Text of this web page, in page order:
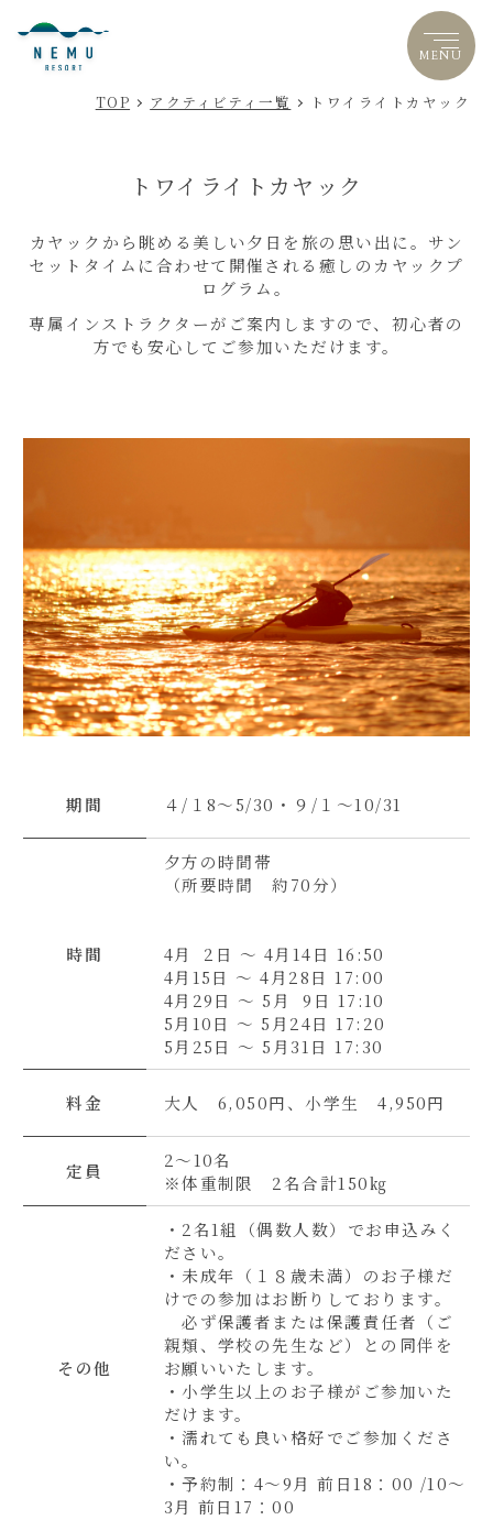
MENU
TOP アクティビティ一覧 トワイライトカヤック
トワイライトカヤック
カヤックから眺める美しい夕日を旅の思い出に。サン
セットタイムに合わせて開催される癒しのカヤックプ
ログラム。
専属インストラクターがご案内しますので、初心者の
方でも安心してご参加いただけます。
期間 ４/１8～5/30・９/１～10/31
時間
夕方の時間帯
（所要時間 約70分）
4月 2日 ～ 4月14日 16:50
4月15日 ～ 4月28日 17:00
4月29日 ～ 5月 9日 17:10
5月10日 ～ 5月24日 17:20
5月25日 ～ 5月31日 17:30
料金 大人 6,050円、小学生 4,950円
定員
2～10名
※体重制限 2名合計150㎏
その他
・2名1組（偶数人数）でお申込みく
ださい。
・未成年（１８歳未満）のお子様だ
けでの参加はお断りしております。
必ず保護者または保護責任者（ご
親類、学校の先生など）との同伴を
お願いいたします。
・小学生以上のお子様がご参加いた
だけます。
・ 濡れても良い格好でご参加くださ
い。
・予約制：4〜9月 前日18：00 /10～
3月 前日17：00